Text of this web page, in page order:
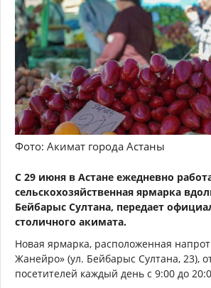
Фото: Акимат города Астаны
С 29 июня в Астане ежедневно
сельскохозяйственная ярмарка
Бейбарыс Султана, передает
столичного акимата.
Новая ярмарка, расположенная
Жанейро» (ул. Бейбарыс Султана, 23),
посетителей каждый день с 9:00 до